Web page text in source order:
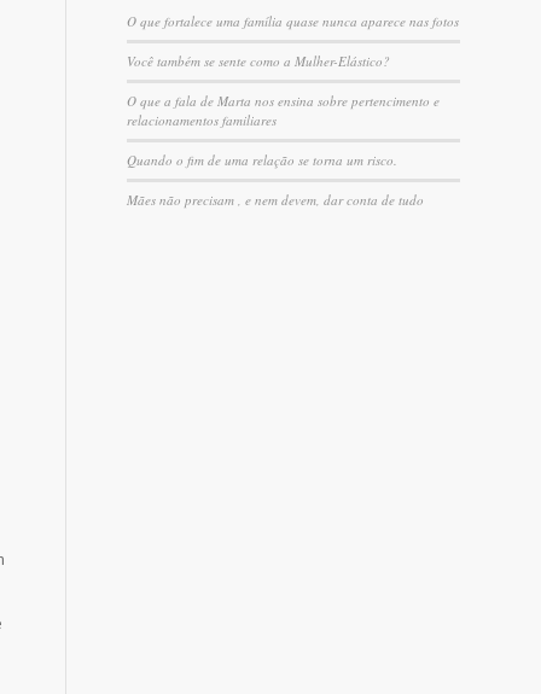
O que fortalece uma família quase nunca aparece nas fotos
Você também se sente como a Mulher-Elástico?
O que a fala de Marta nos ensina sobre pertencimento e
relacionamentos familiares
Quando o fim de uma relação se torna um risco.
Mães não precisam , e nem devem, dar conta de tudo